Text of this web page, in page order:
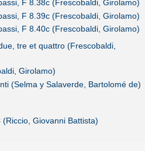
F 8.38c (Frescobaldi, Girolamo)
F 8.39c (Frescobaldi, Girolamo)
F 8.40c (Frescobaldi, Girolamo)
tre et quattro (Frescobaldi,
Girolamo)
(Selma y Salaverde, Bartolomé de)
Giovanni Battista)